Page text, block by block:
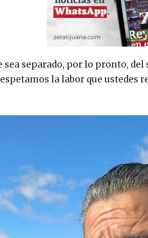
sea separado, por lo pronto,
la labor que ustedes